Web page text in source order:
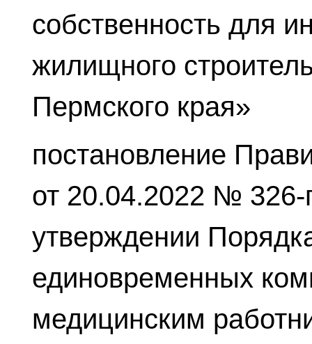
собственность для
жилищного
Пермского края»
постановление
от 20.04.2022 № 326-
утверждении
единовременных
медицинским